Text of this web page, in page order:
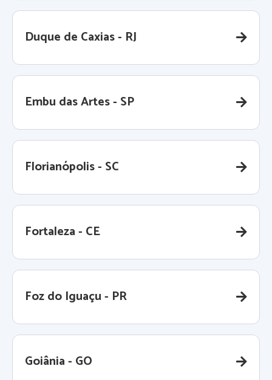
Duque de Caxias - RJ
Embu das Artes - SP
Florianópolis - SC
Fortaleza - CE
Foz do Iguaçu - PR
Goiânia - GO